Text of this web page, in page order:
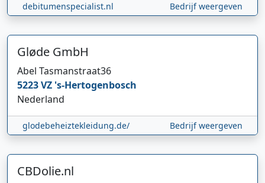
debitumenspecialist.nl Bedrijf weergeven
Gløde GmbH
Abel Tasmanstraat36
5223 VZ 's-Hertogenbosch
Nederland
glodebeheiztekleidung.de/ Bedrijf weergeven
CBDolie.nl